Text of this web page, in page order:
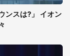
ンスは?」 イオン